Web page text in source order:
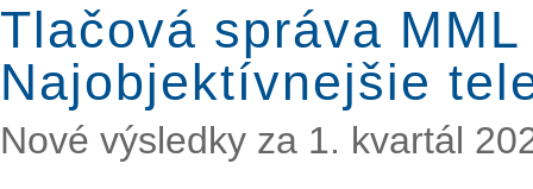
Tlačová správa
Najobjektívnejšie
Nové výsledky za 1. kvartál